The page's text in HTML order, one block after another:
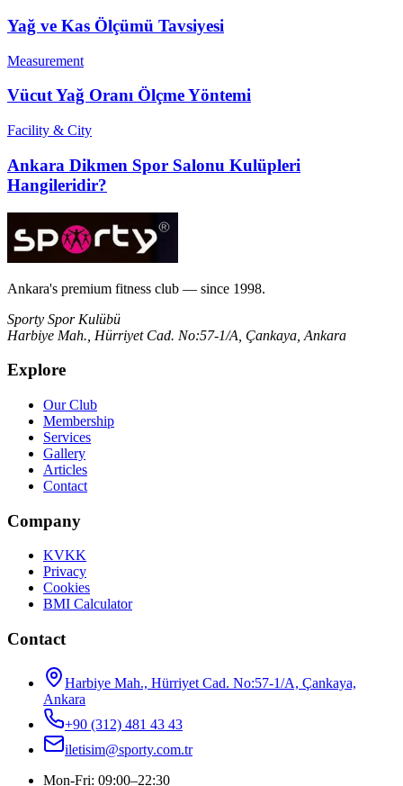
Yağ ve Kas Ölçümü Tavsiyesi
Measurement
Vücut Yağ Oranı Ölçme Yöntemi
Facility & City
Ankara Dikmen Spor Salonu Kulüpleri
Hangileridir?
Ankara's premium fitness club — since 1998.
Sporty Spor Kulübü
Harbiye Mah., Hürriyet Cad. No:57-1/A, Çankaya, Ankara
Explore
Our Club
Membership
Services
Gallery
Articles
Contact
Company
KVKK
Privacy
Cookies
BMI Calculator
Contact
Harbiye Mah., Hürriyet Cad. No:57-1/A, Çankaya,
Ankara
+90 (312) 481 43 43
iletisim@sporty.com.tr
Mon-Fri: 09:00–22:30